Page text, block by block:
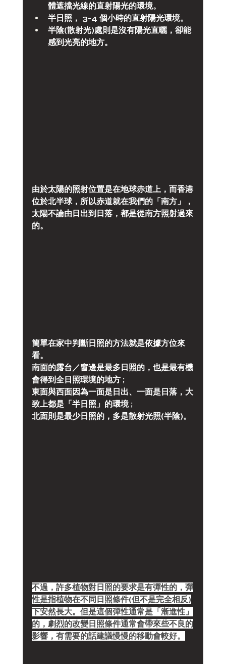
體遮擋光線的直射陽光的環境。
半日照， 3-4 個小時的直射陽光環境。
半陰(散射光)處則是沒有陽光直曬，卻能
感到光亮的地方。
由於太陽的照射位置是在地球赤道上，而香港
位於北半球，所以赤道就在我們的「南方」，
太陽不論由日出到日落，都是從南方照射過來
的。
簡單在家中判斷日照的方法就是依據方位來
看。
南面的露台／窗邊是最多日照的，也是最有機
會得到全日照環境的地方 ;
東面與西面因為一面是日出、一面是日落，大
致上都是「半日照」的環境 ;
北面則是最少日照的，多是散射光照(半陰)。
不過，許多植物對日照的要求是有彈性的，彈
性是指植物在不同日照條件(但不是完全相反)
下安然長大。但是這個彈性通常是「漸進性」
的，劇烈的改變日照條件通常會帶來些不良的
影響，有需要的話建議慢慢的移動會較好。